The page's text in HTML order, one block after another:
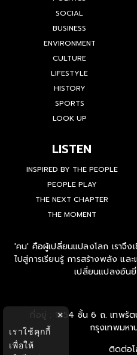
SOCIAL
BUSINESS
ENVIRONMENT
CULTURE
LIFESTYLE
HISTORY
SPORTS
LOOK UP
LISTEN
INSPIRED BY THE PEOPLE
PEOPLE PLAY
THE NEXT CHAPTER
THE MOMENT
'คน' คือผู้เปลี่ยนแปลงโลก เราจึง
ไปสู่การเรียนรู้ การสร้างพลัง แล
เปลี่ยนแปลงอัน
ที่อยู่ : 1854 ชั้น 6 ถ. เทพรัต
กรุงเทพมห
ติดต่อ
×
เราใช้คุกกี้
เพื่อให้